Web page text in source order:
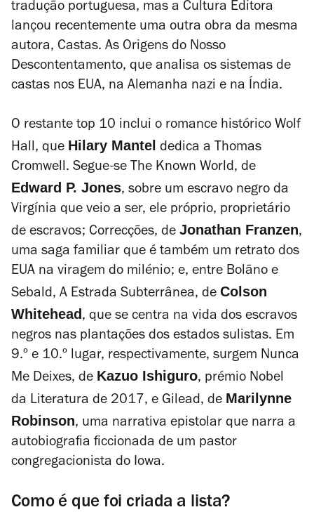
tradução portuguesa, mas a Cultura Editora
lançou recentemente uma outra obra da mesma
autora, Castas. As Origens do Nosso
Descontentamento, que analisa os sistemas de
castas nos EUA, na Alemanha nazi e na Índia.
O restante top 10 inclui o romance histórico Wolf
Hall, que Hilary Mantel dedica a Thomas
Cromwell. Segue-se The Known World, de
Edward P. Jones, sobre um escravo negro da
Virgínia que veio a ser, ele próprio, proprietário
de escravos; Correcções, de Jonathan Franzen,
uma saga familiar que é também um retrato dos
EUA na viragem do milénio; e, entre Bolãno e
Sebald, A Estrada Subterrânea, de Colson
Whitehead , que se centra na vida dos escravos
negros nas plantações dos estados sulistas. Em
9.º e 10.º lugar, respectivamente, surgem Nunca
Me Deixes, de Kazuo Ishiguro, prémio Nobel
da Literatura de 2017, e Gilead, de Marilynne
Robinson, uma narrativa epistolar que narra a
autobiografia ficcionada de um pastor
congregacionista do Iowa.
Como é que foi criada a lista?